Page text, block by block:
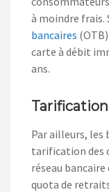
à moindre frais.
bancaires
carte à débit
ans.
Par ailleurs, les
tarification des
réseau bancaire
quota de